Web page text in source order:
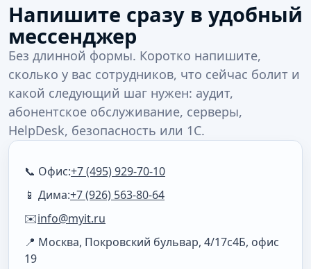
Напишите сразу в удобный
мессенджер
Без длинной формы. Коротко напишите,
сколько у вас сотрудников, что сейчас болит и
какой следующий шаг нужен: аудит,
абонентское обслуживание, серверы,
HelpDesk, безопасность или 1С.
📞 Офис:+7 (495) 929-70-10
📱 Дима:+7 (926) 563-80-64
✉️info@myit.ru
📍 Москва, Покровский бульвар, 4/17с4Б, офис
19